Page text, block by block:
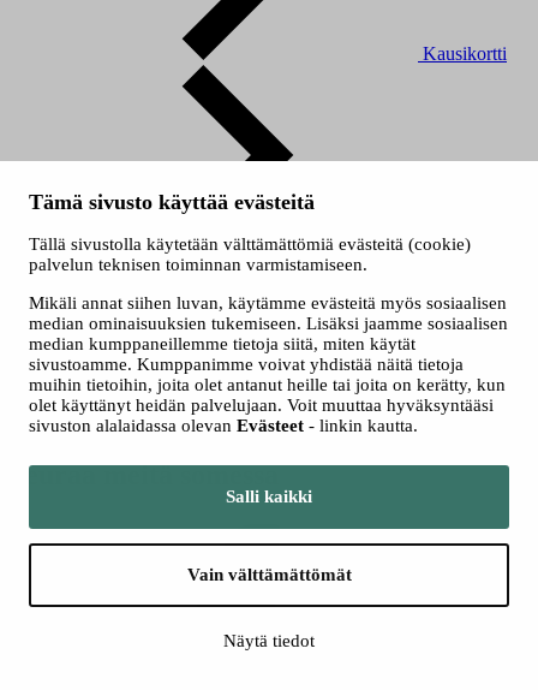
Tämä sivusto käyttää evästeitä
Tällä sivustolla käytetään välttämättömiä evästeitä (cookie)
palvelun teknisen toiminnan varmistamiseen.
Mikäli annat siihen luvan, käytämme evästeitä myös sosiaalisen
median ominaisuuksien tukemiseen. Lisäksi jaamme sosiaalisen
median kumppaneillemme tietoja siitä, miten käytät
sivustoamme. Kumppanimme voivat yhdistää näitä tietoja
muihin tietoihin, joita olet antanut heille tai joita on kerätty, kun
olet käyttänyt heidän palvelujaan. Voit muuttaa hyväksyntääsi
sivuston alalaidassa olevan Evästeet - linkin kautta.
Salli kaikki
Vain välttämättömät
Näytä tiedot
Kausikortti
Myyntipaikat
Seuraa meitä somessa